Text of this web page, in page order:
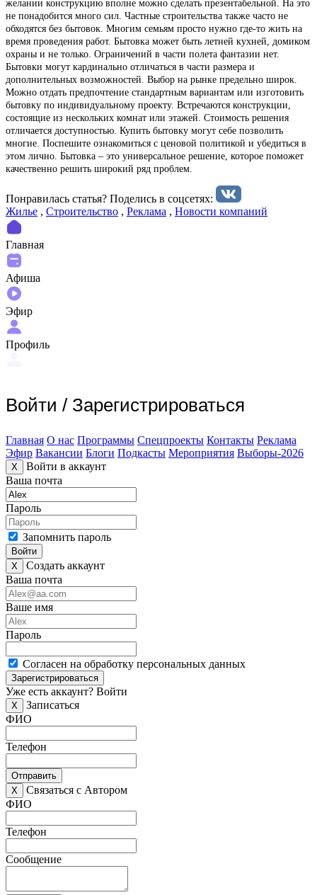
желании конструкцию вполне можно сделать презентабельной. На это
не понадобится много сил. Частные строительства также часто не
обходятся без бытовок. Многим семьям просто нужно где-то жить на
время проведения работ. Бытовка может быть летней кухней, домиком
охраны и не только. Ограничений в части полета фантазии нет.
Бытовки могут кардинально отличаться в части размера и
дополнительных возможностей. Выбор на рынке предельно широк.
Можно отдать предпочтение стандартным вариантам или изготовить
бытовку по индивидуальному проекту. Встречаются конструкции,
состоящие из нескольких комнат или этажей. Стоимость решения
отличается доступностью. Купить бытовку могут себе позволить
многие. Поспешите ознакомиться с ценовой политикой и убедиться в
этом лично. Бытовка – это универсальное решение, которое поможет
качественно решить широкий ряд проблем.
Понравилась статья? Поделиcь в соцсетях:
Жилье , Строительство , Реклама , Новости компаний
Главная
Афиша
Эфир
Профиль
Войти / Зарегистрироваться
Главная О нас Программы Спецпроекты Контакты Реклама
Эфир Вакансии Блоги Подкасты Мероприятия Выборы-2026
X
Войти в аккаунт
Ваша почта
Пароль
Запомнить пароль
Войти
X
Создать аккаунт
Ваша почта
Ваше имя
Пароль
Согласен на обработку персональных данных
Зарегистрироваться
Уже есть аккаунт? Войти
X
Записаться
ФИО
Телефон
Отправить
X
Связаться с Автором
ФИО
Телефон
Сообщение